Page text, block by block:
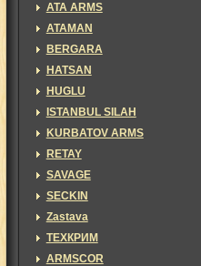
ATA ARMS
ATAMAN
BERGARA
HATSAN
HUGLU
ISTANBUL SILAH
KURBATOV ARMS
RETAY
SAVAGE
SECKIN
Zastava
ТЕХКРИМ
ARMSCOR